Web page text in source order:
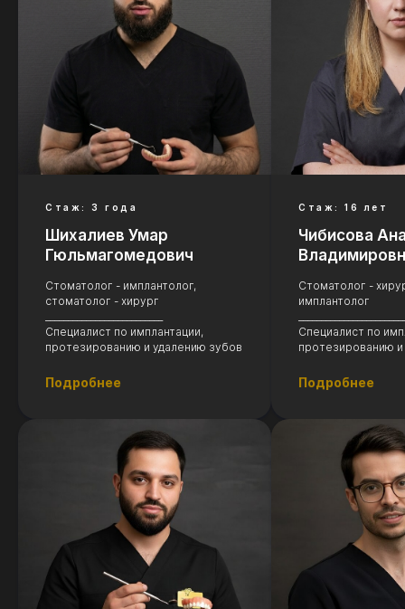
Стаж: 3 года
Шихалиев Умар
Гюльмагомедович
Стоматолог - имплантолог,
стоматолог - хирург
Специалист по имплантации,
протезированию и удалению зубов
Подробнее
Стаж: 16 лет
Чибисова
Стоматолог -
имплантолог
Специалист по
протезированию
Подробнее